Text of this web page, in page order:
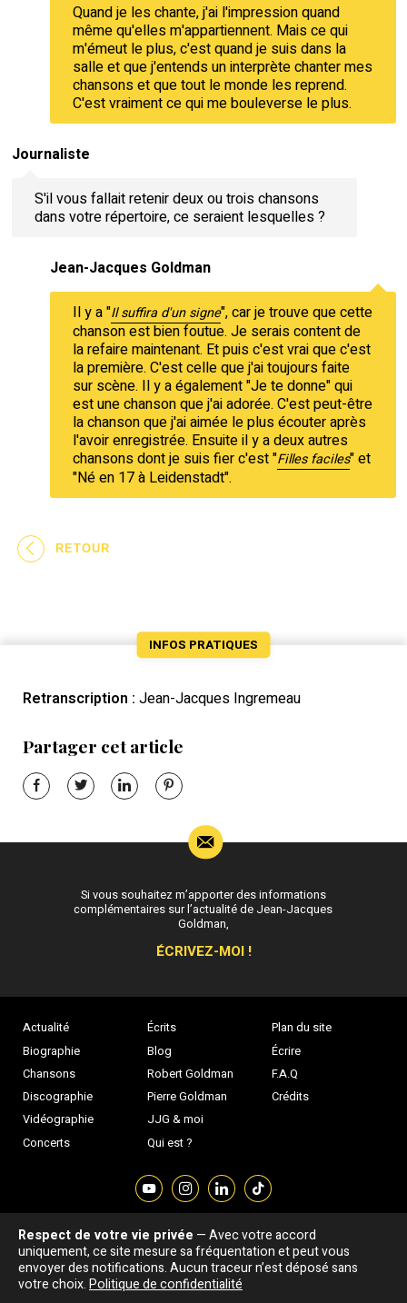
Quand je les chante, j'ai l'impression quand
même qu'elles m'appartiennent. Mais ce qui
m'émeut le plus, c'est quand je suis dans la
salle et que j'entends un interprète chanter mes
chansons et que tout le monde les reprend.
C'est vraiment ce qui me bouleverse le plus.
Journaliste
S'il vous fallait retenir deux ou trois chansons
dans votre répertoire, ce seraient lesquelles ?
Jean-Jacques Goldman
Il y a "Il suffira d'un signe", car je trouve que cette
chanson est bien foutue. Je serais content de
la refaire maintenant. Et puis c'est vrai que c'est
la première. C'est celle que j'ai toujours faite
sur scène. Il y a également "Je te donne" qui
est une chanson que j'ai adorée. C'est peut-être
la chanson que j'ai aimée le plus écouter après
l'avoir enregistrée. Ensuite il y a deux autres
chansons dont je suis fier c'est "Filles faciles" et
"Né en 17 à Leidenstadt".
RETOUR
INFOS PRATIQUES
Retranscription : Jean-Jacques Ingremeau
Partager cet article
Actualité
Biographie
Chansons
Discographie
Vidéographie
Concerts
Écrits
Blog
Robert Goldman
Pierre Goldman
JJG & moi
Qui est ?
Plan du site
Écrire
F.A.Q
Crédits
Si vous souhaitez m’apporter des informations
complémentaires sur l’actualité de Jean-Jacques
Goldman,
ÉCRIVEZ-MOI !
Association "Parler d'sa vie" © Depuis 1997 - Tous droits réservés |
Signaler une erreur |Confidentialité|Gestion des cookies|Dernière
mise à jour : 05/08/2026
Respect de votre vie privée — Avec votre accord
uniquement, ce site mesure sa fréquentation et peut vous
envoyer des notifications. Aucun traceur n’est déposé sans
votre choix.Politique de confidentialité